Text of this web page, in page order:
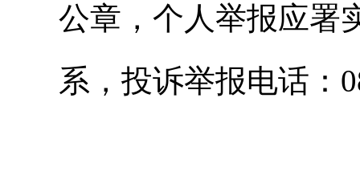
公章，个人举报应署
系，投诉举报电话：